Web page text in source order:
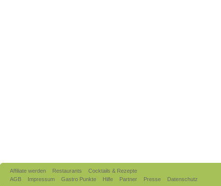
Affiliate werden Restaurants
Cocktails & Rezepte
AGB
Impressum Gastro Punkte Hilfe Partner Presse Datenschutz